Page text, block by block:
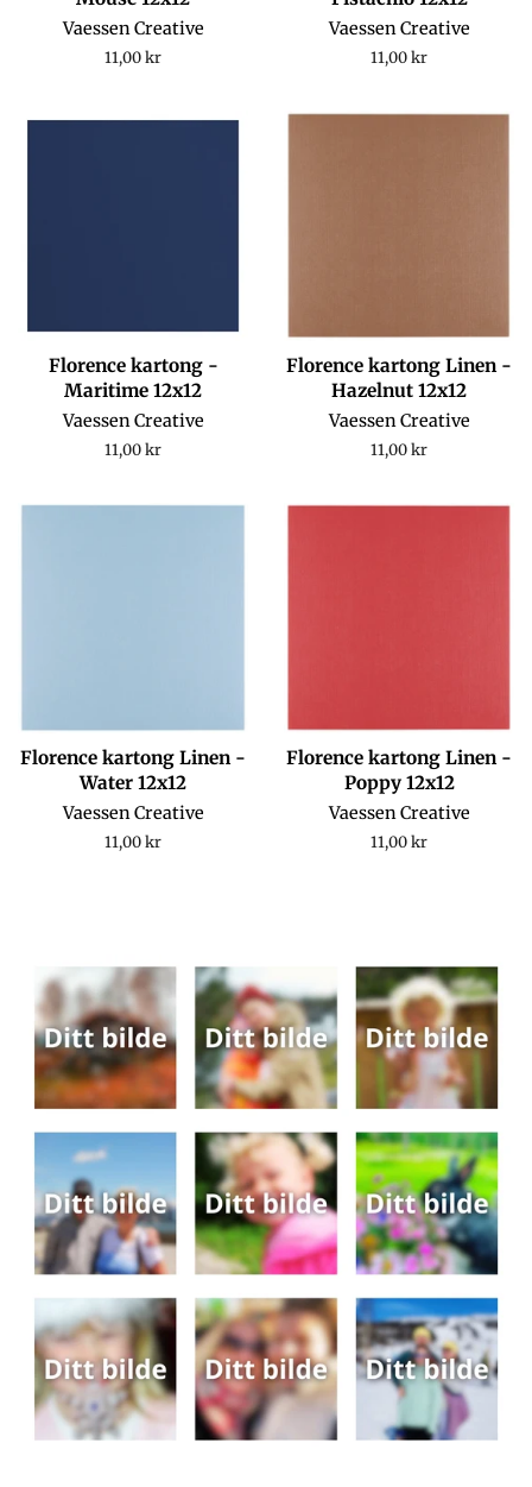
Vaessen Creative
Regular
11,00 kr
Vaessen Creative
Regular
11,00 kr
Florence kartong -
Maritime 12x12
Vaessen Creative
Regular
11,00 kr
Florence kartong Linen -
Hazelnut 12x12
Vaessen Creative
Regular
11,00 kr
Florence kartong Linen -
Water 12x12
Vaessen Creative
Regular
11,00 kr
Florence kartong Linen -
Poppy 12x12
Vaessen Creative
Regular
11,00 kr